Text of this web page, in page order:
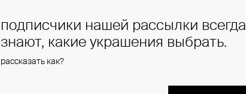
подписчики нашей рассылки всегда
знают, какие украшения выбрать.
рассказать как?